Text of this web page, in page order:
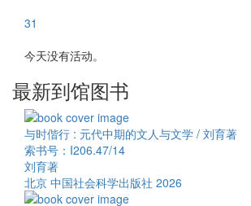
31
今天没有活动。
最新到馆图书
与时偕行 : 元代中期的文人与文学 / 刘育著
索书号：I206.47/14
刘育著
北京 中国社会科学出版社 2026